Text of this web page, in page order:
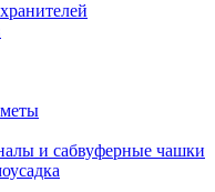
и сабвуферные чашки